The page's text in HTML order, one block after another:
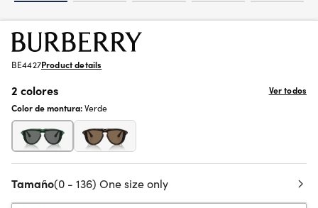
BE4427Product details
2 colores
Ver todos
Color de montura:Verde
Tamaño(0 - 136) One size only